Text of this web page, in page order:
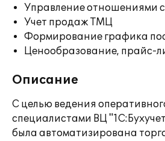
Управление отношениями с
Учет продаж ТМЦ
Формирование графика
Ценообразование, прайс-
Описание
С целью ведения
специалистами ВЦ
была автоматизирована